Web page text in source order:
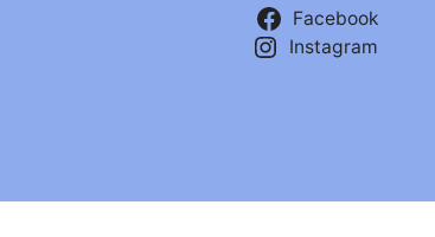
Facebook
Instagram